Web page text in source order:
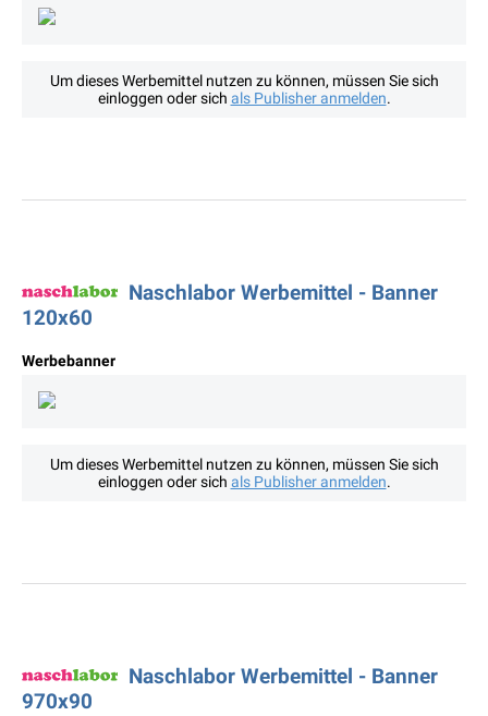
Um dieses Werbemittel nutzen zu können, müssen Sie sich
einloggen oder sich als Publisher anmelden.
Naschlabor Werbemittel - Banner
120x60
Werbebanner
Um dieses Werbemittel nutzen zu können, müssen Sie sich
einloggen oder sich als Publisher anmelden.
Naschlabor Werbemittel - Banner
970x90